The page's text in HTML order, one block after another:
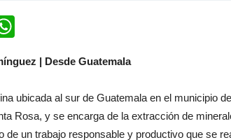
| Desde Guatemala
ubicada al sur de Guatemala en el municipio
Rosa, y se encarga de la extracción de
de un trabajo responsable y productivo que se